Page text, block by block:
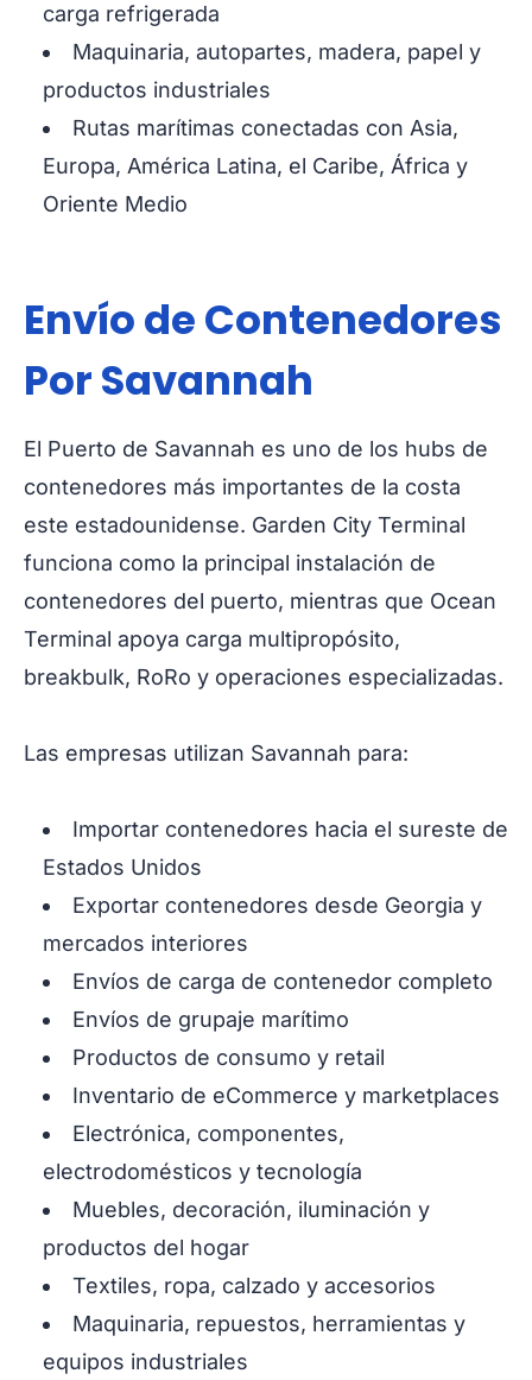
carga refrigerada
Maquinaria, autopartes, madera, papel y
productos industriales
Rutas marítimas conectadas con Asia,
Europa, América Latina, el Caribe, África y
Oriente Medio
Envío de Contenedores
Por Savannah
El Puerto de Savannah es uno de los hubs de
contenedores más importantes de la costa
este estadounidense. Garden City Terminal
funciona como la principal instalación de
contenedores del puerto, mientras que Ocean
Terminal apoya carga multipropósito,
breakbulk, RoRo y operaciones especializadas.
Las empresas utilizan Savannah para:
Importar contenedores hacia el sureste de
Estados Unidos
Exportar contenedores desde Georgia y
mercados interiores
Envíos de carga de contenedor completo
Envíos de grupaje marítimo
Productos de consumo y retail
Inventario de eCommerce y marketplaces
Electrónica, componentes,
electrodomésticos y tecnología
Muebles, decoración, iluminación y
productos del hogar
Textiles, ropa, calzado y accesorios
Maquinaria, repuestos, herramientas y
equipos industriales